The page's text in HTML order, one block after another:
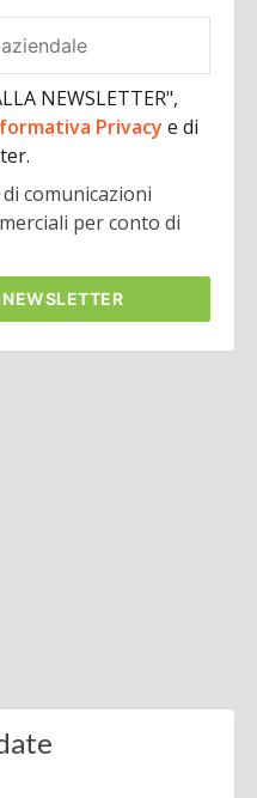
NEWSLETTER",
Privacye di
comunicazioni
per conto di